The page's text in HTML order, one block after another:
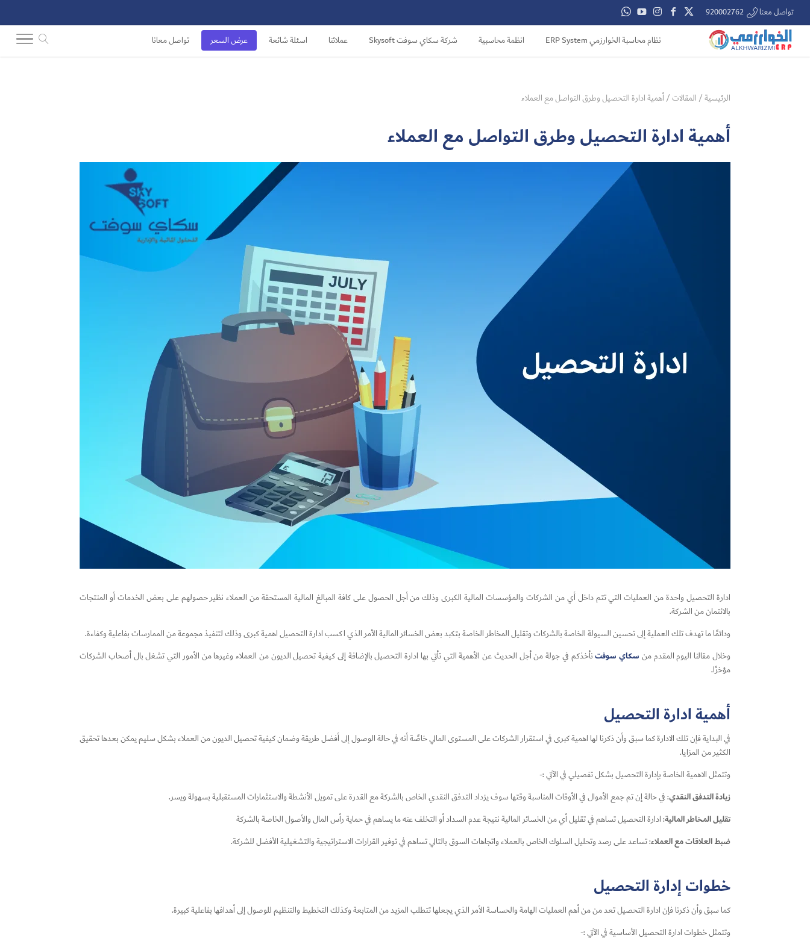
تواصل معنا 920002762
نظام محاسبة الخوارزمي ERP System انظمة محاسبية شركة سكاي سوفت Skysoft عملائنا اسئلة شائعة عرض السعر تواصل معانا
الرئيسية/ المقالات/أهمية ادارة التحصيل وطرق التواصل مع العملاء
أهمية ادارة التحصيل وطرق التواصل مع العملاء
ادارة التحصيل واحدة من العمليات التي تتم داخل أي من الشركات والمؤسسات المالية الكبرى وذلك من أجل الحصول على كافة المبالغ المالية المستحقة من العملاء نظير حصولهم على بعض الخدمات أو المنتجات
بالائتمان من الشركة.
ودائمًا ما تهدف تلك العملية إلى تحسين السيولة الخاصة بالشركات وتقليل المخاطر الخاصة بتكبد بعض الخسائر المالية الأمر الذي اكسب ادارة التحصيل اهمية كبرى وذلك لتنفيذ مجموعة من الممارسات بفاعلية وكفاءة.
وخلال مقالنا اليوم المقدم من سكاي سوفتنأخذكم في جولة من أجل الحديث عن الأهمية التي تأتي بها ادارة التحصيل بالإضافة إلى كيفية تحصيل الديون من العملاء وغيرها من الأمور التي تشغل بال أصحاب الشركات
مؤخرًا.
أهمية ادارة التحصيل
في البداية فإن تلك الادارة كما سبق وأن ذكرنا لها اهمية كبرى في استقرار الشركات على المستوى المالي خاصًة أنه في حالة الوصول إلى أفضل طريقة وضمان كيفية تحصيل الديون من العملاء بشكل سليم يمكن بعدها تحقيق
الكثير من المزايا.
وتتمثل الاهمية الخاصة بإدارة التحصيل بشكل تفصيلي في الآتي :-
زيادة التدفق النقدي: في حالة إن تم جمع الأموال في الأوقات المناسبة وقتها سوف يزداد التدفق النقدي الخاص بالشركة مع القدرة على تمويل الأنشطة والاستثمارات المستقبلية بسهولة ويسر.
تقليل المخاطر المالية: ادارة التحصيل تساهم في تقليل أي من الخسائر المالية نتيجة عدم السداد أو التخلف عنه ما يساهم في حماية رأس المال والأصول الخاصة بالشركة
ضبط العلاقات مع العملاء: تساعد على رصد وتحليل السلوك الخاص بالعملاء واتجاهات السوق بالتالي تساهم في توفير القرارات الاستراتيجية والتشغيلية الأفضل للشركة.
خطوات إدارة التحصيل
كما سبق وأن ذكرنا فإن ادارة التحصيل تعد من من أهم العمليات الهامة والحساسة الأمر الذي يجعلها تتطلب المزيد من المتابعة وكذلك التخطيط والتنظيم للوصول إلى أهدافها بفاعلية كبيرة.
وتتمثل خطوات ادارة التحصيل الأساسية في الآتي :-